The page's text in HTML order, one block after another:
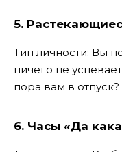
5.
Тип личности: Вы
ничего не
пора вам в отпуск?
6. Часы «Да